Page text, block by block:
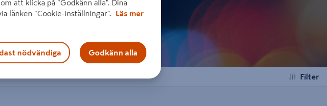
Filter
att klicka på "Godkänn alla". Dina
länken "Cookie-inställningar".
Läs mer
nödvändiga Godkänn alla